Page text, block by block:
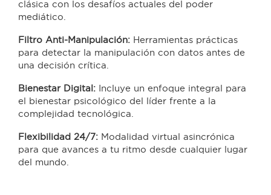
clásica con los desafíos actuales del poder
mediático.
Filtro Anti-Manipulación: Herramientas prácticas
para detectar la manipulación con datos antes de
una decisión crítica.
Bienestar Digital: Incluye un enfoque integral para
el bienestar psicológico del líder frente a la
complejidad tecnológica.
Flexibilidad 24/7: Modalidad virtual asincrónica
para que avances a tu ritmo desde cualquier lugar
del mundo.